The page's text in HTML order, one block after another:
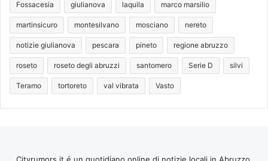
Fossacesia giulianova laquila marco marsilio
martinsicuro montesilvano mosciano nereto
notizie giulianova pescara pineto regione abruzzo
roseto roseto degli abruzzi santomero Serie D silvi
Teramo tortoreto val vibrata Vasto